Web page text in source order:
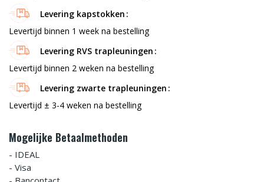
Levering kapstokken
Levertijd binnen 1 week na bestelling
Levering RVS trapleuningen
Levertijd binnen 2 weken na bestelling
Levering zwarte trapleuningen
Levertijd ± 3-4 weken na bestelling
Mogelijke Betaalmethoden
- IDEAL
- Visa